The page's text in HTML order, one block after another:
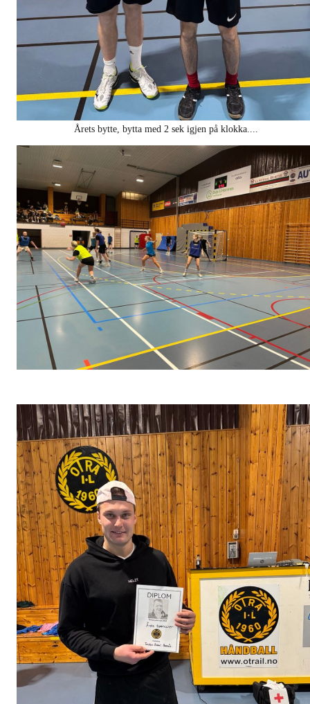
Årets bytte, bytta med 2 sek igjen på klokka....